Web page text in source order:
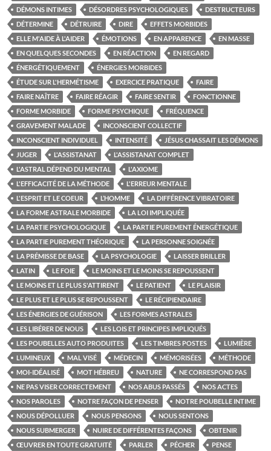
DÉMONS INTIMES DÉSORDRES PSYCHOLOGIQUES
DESTRUCTEURS
DÉTERMINE
DÉTRUIRE DIRE
EFFETS MORBIDES
ELLE M'AIDE À L'AIDER
ÉMOTIONS EN APPARENCE
EN MASSE
EN QUELQUES SECONDES
EN RÉACTION
EN REGARD
ÉNERGÉTIQUEMENT
ÉNERGIES MORBIDES
ÉTUDE SUR L'HERMÉTISME
EXERCICE PRATIQUE
FAIRE
FAIRE NAÎTRE
FAIRE RÉAGIR FAIRE SENTIR
FONCTIONNE
FORME MORBIDE
FORME PSYCHIQUE
FRÉQUENCE
GRAVEMENT MALADE
INCONSCIENT COLLECTIF
INCONSCIENT INDIVIDUEL
INTENSITÉ
JÉSUS CHASSAIT LES DÉMONS
JUGER
L'ASSISTANAT
L'ASSISTANAT COMPLET
L'ASTRAL DÉPEND DU MENTAL
L'AXIOME
L'EFFICACITÉ DE LA MÉTHODE
L'ERREUR MENTALE
L'ESPRIT ET LE COEUR
L’HOMME
LA DIFFÉRENCE VIBRATOIRE
LA FORME ASTRALE MORBIDE
LA LOI IMPLIQUÉE
LA PARTIE PSYCHOLOGIQUE
LA PARTIE PUREMENT ÉNERGÉTIQUE
LA PARTIE PUREMENT THÉORIQUE
LA PERSONNE SOIGNÉE
LA PRÉMISSE DE BASE
LA PSYCHOLOGIE
LAISSER BRILLER
LATIN
LE FOIE
LE MOINS ET LE MOINS SE REPOUSSENT
LE MOINS ET LE PLUS S'ATTIRENT
LE PATIENT
LE PLAISIR
LE PLUS ET LE PLUS SE REPOUSSENT
LE RÉCIPIENDAIRE
LES ÉNERGIES DE GUÉRISON
LES FORMES ASTRALES
LES LIBÉRER DE NOUS
LES LOIS ET PRINCIPES IMPLIQUÉS
LES POUBELLES AUTO PRODUITES
LES TIMBRES POSTES
LUMIÈRE
LUMINEUX
MAL VISÉ MÉDECIN MÉMORISÉES
MÉTHODE
MOI-IDÉALISÉ
MOT HÉBREU NATURE
NE CORRESPOND PAS
NE PAS VISER CORRECTEMENT
NOS ABUS PASSÉS
NOS ACTES
NOS PAROLES
NOTRE FAÇON DE PENSER
NOTRE POUBELLE INTIME
NOUS DÉPOLLUER
NOUS PENSONS
NOUS SENTONS
NOUS SUBMERGER
NUIRE DE DIFFÉRENTES FAÇONS
OBTENIR
ŒUVRER EN TOUTE GRATUITÉ
PARLER PÉCHER
PENSE